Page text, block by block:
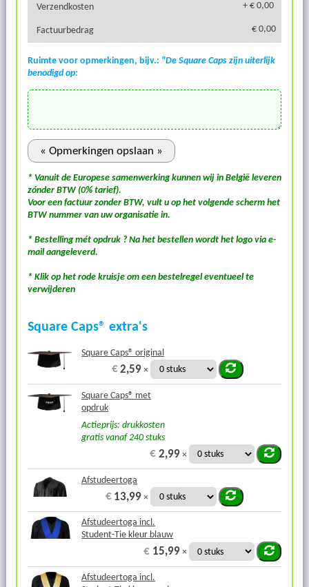
Verzendkosten + € 0,00
Factuurbedrag € 0,00
Ruimte voor opmerkingen, bijv.: "De Square Caps zijn uiterlijk
benodigd op:
* Vanuit de Europese samenwerking kunnen wij in België leveren
zónder BTW (0% tarief).
Voor een factuur zonder BTW, vult u op het volgende scherm het
BTW nummer van uw organisatie in.
* Bestelling mét opdruk ? Na het bestellen wordt het logo via e-
mail aangeleverd.
* Klik op het rode kruisje om een bestelregel eventueel te
verwijderen
Square Caps® extra's
Square Caps® original
€ 2,59 ×
Square Caps® met
opdruk
Actieprijs: drukkosten
gratis vanaf 240 stuks
€ 2,99 ×
Afstudeertoga
€ 13,99 ×
Afstudeertoga incl.
Student-Tie kleur blauw
€ 15,99 ×
Afstudeertoga incl.